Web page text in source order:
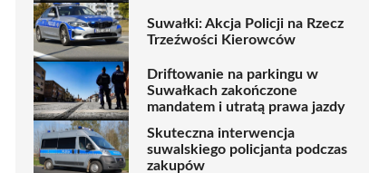
Suwałki: Akcja Policji na Rzecz
Trzeźwości Kierowców
Driftowanie na parkingu w
Suwałkach zakończone
mandatem i utratą prawa jazdy
Skuteczna interwencja
suwalskiego policjanta podczas
zakupów